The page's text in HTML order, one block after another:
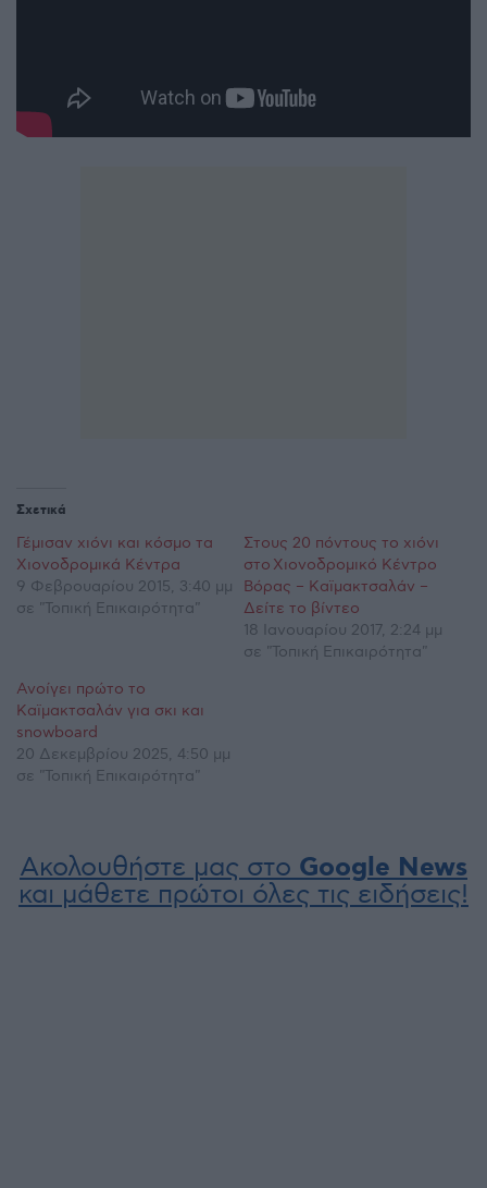
Σχετικά
Γέμισαν χιόνι και κόσμο τα
Χιονοδρομικά Κέντρα
9 Φεβρουαρίου 2015, 3:40 μμ
σε "Τοπική Επικαιρότητα"
Στους 20 πόντους το χιόνι
στο Χιονοδρομικό Κέντρο
Βόρας – Καϊμακτσαλάν –
Δείτε το βίντεο
18 Ιανουαρίου 2017, 2:24 μμ
σε "Τοπική Επικαιρότητα"
Ανοίγει πρώτο το
Καϊμακτσαλάν για σκι και
snowboard
20 Δεκεμβρίου 2025, 4:50 μμ
σε "Τοπική Επικαιρότητα"
Ακολουθήστε μας στο Google News
και μάθετε πρώτοι όλες τις ειδήσεις!